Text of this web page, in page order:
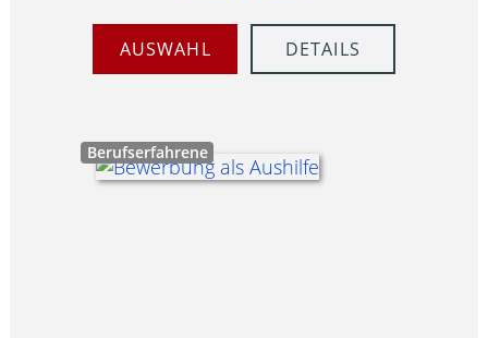
AUSWAHL DETAILS
Berufserfahrene